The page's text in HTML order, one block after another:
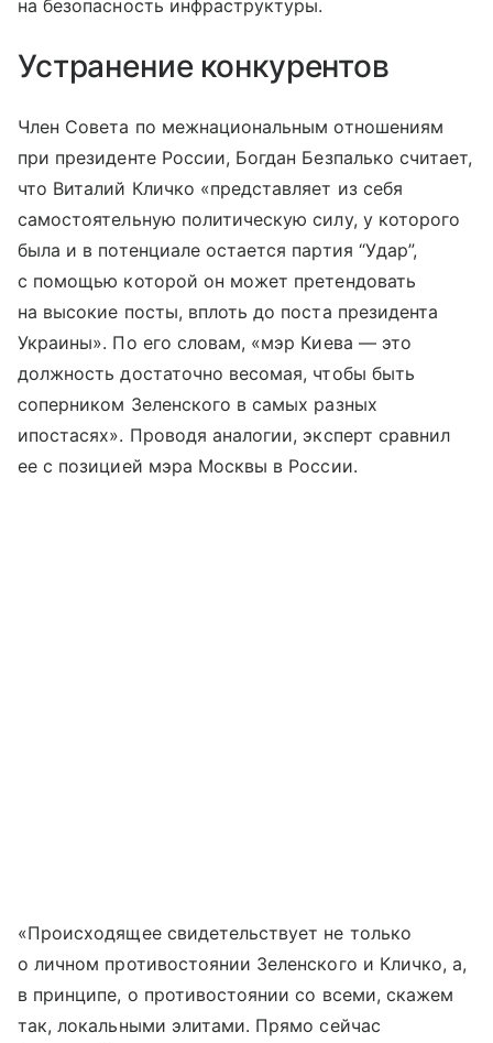
на безопасность инфраструктуры.
Устранение конкурентов
Член Совета по межнациональным отношениям
при президенте России, Богдан Безпалько считает,
что Виталий Кличко «представляет из себя
самостоятельную политическую силу, у которого
была и в потенциале остается партия “Удар”,
с помощью которой он может претендовать
на высокие посты, вплоть до поста президента
Украины». По его словам, «мэр Киева — это
должность достаточно весомая, чтобы быть
соперником Зеленского в самых разных
ипостасях». Проводя аналогии, эксперт сравнил
ее с позицией мэра Москвы в России.
«Происходящее свидетельствует не только
о личном противостоянии Зеленского и Кличко, а,
в принципе, о противостоянии со всеми, скажем
так, локальными элитами. Прямо сейчас